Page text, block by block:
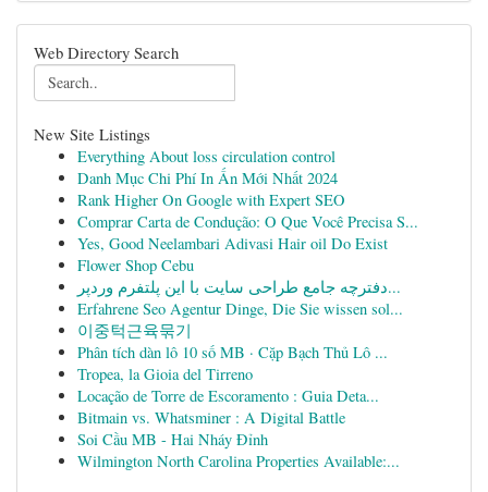
Web Directory Search
New Site Listings
Everything About loss circulation control
Danh Mục Chi Phí In Ấn Mới Nhất 2024
Rank Higher On Google with Expert SEO
Comprar Carta de Condução: O Que Você Precisa S...
Yes, Good Neelambari Adivasi Hair oil Do Exist
Flower Shop Cebu
دفترچه جامع طراحی سایت با این پلتفرم وردپر...
Erfahrene Seo Agentur Dinge, Die Sie wissen sol...
이중턱근육묶기
Phân tích dàn lô 10 số MB · Cặp Bạch Thủ Lô ...
Tropea, la Gioia del Tirreno
Locação de Torre de Escoramento : Guia Deta...
Bitmain vs. Whatsminer : A Digital Battle
Soi Cầu MB - Hai Nháy Đỉnh
Wilmington North Carolina Properties Available:...